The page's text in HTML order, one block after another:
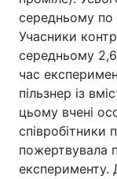
середньому по
Учасники
середньому 2,6
час
пільзнер із
цьому вчені
співробітники
пожертвувала
експерименту.